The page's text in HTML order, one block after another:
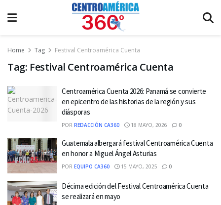
Home Tag Festival Centroamérica Cuenta
Tag: Festival Centroamérica Cuenta
Centroamérica Cuenta 2026: Panamá se convierte
en epicentro de las historias de la región y sus
diásporas
POR REDACCIÓN CA360 18 MAYO, 2026 0
Guatemala albergará festival Centroamérica Cuenta
en honor a Miguel Ángel Asturias
POR EQUIPO CA360 15 MAYO, 2025 0
Décima edición del Festival Centroamérica Cuenta
se realizará en mayo